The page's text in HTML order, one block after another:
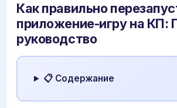
Как правильно
приложение-игру на КП:
руководство
📋 Содержание